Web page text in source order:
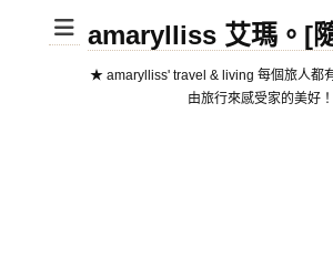
amarylliss 艾瑪。[
★ amarylliss' travel & living 每個旅人都
由旅行來感受家的美好！